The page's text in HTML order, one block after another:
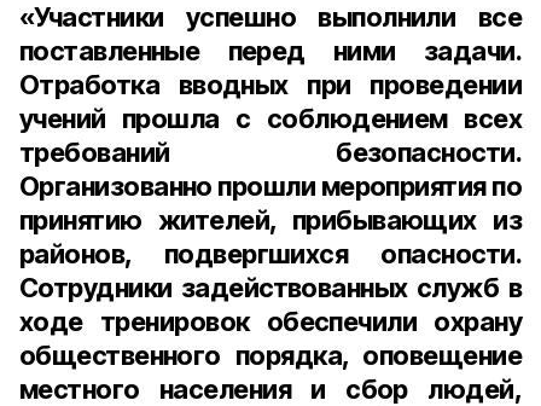
«Участники успешно выполнили все
поставленные перед ними задачи.
Отработка вводных при проведении
учений прошла с соблюдением всех
требований безопасности.
Организованно прошли мероприятия по
принятию жителей, прибывающих из
районов, подвергшихся опасности.
Сотрудники задействованных служб в
ходе тренировок обеспечили охрану
общественного порядка, оповещение
местного населения и сбор людей,